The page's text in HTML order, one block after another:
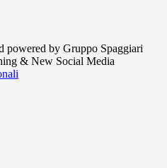
powered by Gruppo Spaggiari
& New Social Media